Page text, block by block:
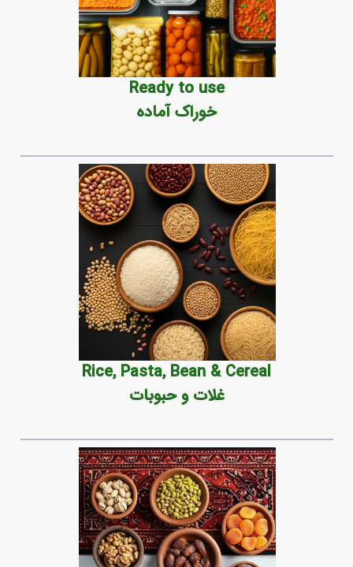
Ready to use
خوراک آماده
Rice, Pasta, Bean & Cereal
غلات و حبوبات